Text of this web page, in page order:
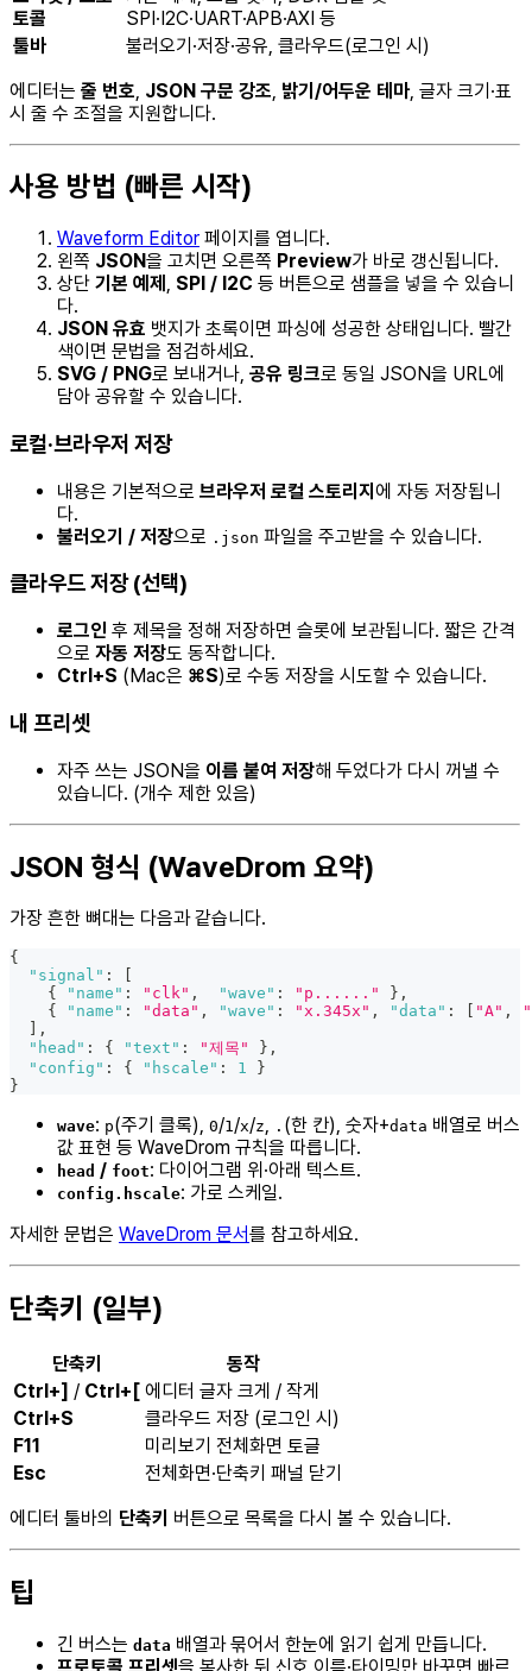
토콜
SPI·I2C·UART·APB·AXI 등
툴바
불러오기·저장·공유, 클라우드(로그인 시)
에디터는 줄 번호 JSON 구문 강조 밝기/어두운 테마, 글자 크기·표
시 줄 수 조절을 지원합니다.
사용 방법 (빠른 시작)
Waveform Editor 페이지를 엽니다.
왼쪽 JSON을 고치면 오른쪽 Preview가 바로 갱신됩니다.
상단 기본 예제 , SPI / I2C 등 버튼으로 샘플을 넣을 수 있습니
다.
JSON 유효 뱃지가 초록이면 파싱에 성공한 상태입니다. 빨간
색이면 문법을 점검하세요.
SVG / PNG로 보내거나, 공유 링크로 동일 JSON을 URL에
담아 공유할 수 있습니다.
로컬·브라우저 저장
내용은 기본적으로 브라우저 로컬 스토리지 에 자동 저장됩니
다.
불러오기 / 저장으로 .json 파일을 주고받을 수 있습니다.
클라우드 저장 (선택)
로그인 후 제목을 정해 저장하면 슬롯에 보관됩니다. 짧은 간격
으로 자동 저장도 동작합니다.
Ctrl+S (Mac은 ⌘S)로 수동 저장을 시도할 수 있습니다.
내 프리셋
자주 쓰는 JSON을 이름 붙여 저장해 두었다가 다시 꺼낼 수
있습니다. (개수 제한 있음)
JSON 형식 (WaveDrom 요약)
가장 흔한 뼈대는 다음과 같습니다.
{
"signal" :
{
"name" : "clk" , "wave" : "p......" } ,
{
"name" : "data" , "wave" : "x.345x" , "data" : "A" ,
,
"head" : { "text" : "제목" } ,
"config" : { "hscale" : 1
}
}
wave: p(주기 클록), 0/1/x/z, . (한 칸), 숫자+data 배열로 버스
값 표현 등 WaveDrom 규칙을 따릅니다.
head / foot: 다이어그램 위·아래 텍스트.
config.hscale: 가로 스케일.
자세한 문법은 WaveDrom 문서를 참고하세요.
단축키 (일부)
단축키
동작
Ctrl+] / Ctrl+[ 에디터 글자 크게 / 작게
Ctrl+S
클라우드 저장 (로그인 시)
F11
미리보기 전체화면 토글
Esc
전체화면·단축키 패널 닫기
에디터 툴바의 단축키 버튼으로 목록을 다시 볼 수 있습니다.
팁
긴 버스는 data 배열과 묶어서 한눈에 읽기 쉽게 만듭니다.